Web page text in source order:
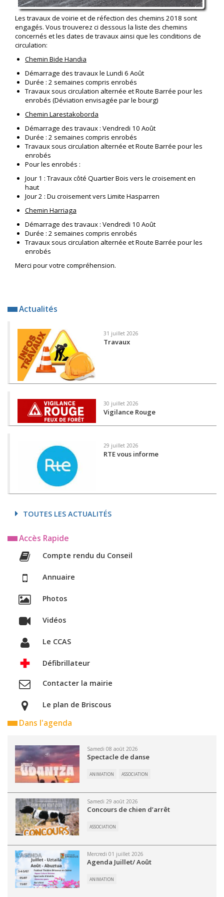
Les travaux de voirie et de réfection des chemins 2018 sont
engagés. Vous trouverez ci dessous la liste des chemins
concernés et les dates de travaux ainsi que les conditions de
circulation:
Chemin Bide Handia
Démarrage des travaux le Lundi 6 Août
Durée : 2 semaines compris enrobés
Travaux sous circulation alternée et Route Barrée pour les
enrobés (Déviation envisagée par le bourg)
Chemin Larestakoborda
Démarrage des travaux : Vendredi 10 Août
Durée : 2 semaines compris enrobés
Travaux sous circulation alternée et Route Barrée pour les
enrobés
Pour les enrobés :
Jour 1 : Travaux côté Quartier Bois vers le croisement en
haut
Jour 2 : Du croisement vers Limite Hasparren
Chemin Harriaga
Démarrage des travaux : Vendredi 10 Août
Durée : 2 semaines compris enrobés
Travaux sous circulation alternée et Route Barrée pour les
enrobés
Merci pour votre compréhension.
Actualités
31 juillet 2026
Travaux
30 juillet 2026
Vigilance Rouge
29 juillet 2026
RTE vous informe
TOUTES LES ACTUALITÉS
Accès Rapide
Compte rendu du Conseil
Annuaire
Photos
Vidéos
Le CCAS
Défibrillateur
Contacter la mairie
Le plan de Briscous
Dans l'agenda
Samedi 08 août 2026
Spectacle de danse
ANIMATION ASSOCIATION
Samedi 29 août 2026
Concours de chien d’arrêt
ASSOCIATION
Mercredi 01 juillet 2026
Agenda Juillet/ Août
ANIMATION